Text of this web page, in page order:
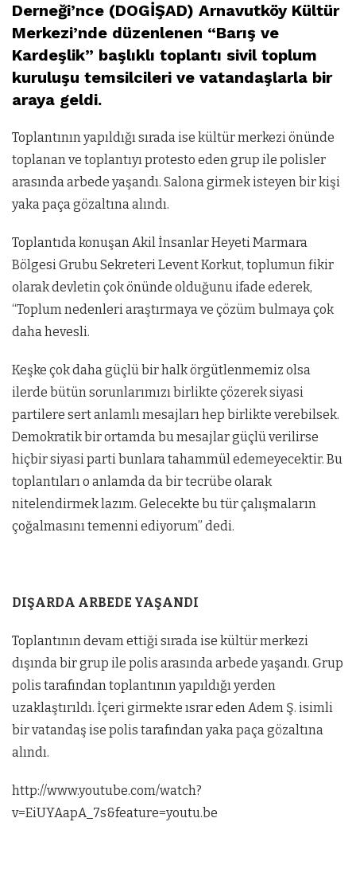
Derneği’nce (DOGİŞAD) Arnavutköy Kültür
Merkezi’nde düzenlenen “Barış ve
Kardeşlik” başlıklı toplantı sivil toplum
kuruluşu temsilcileri ve vatandaşlarla bir
araya geldi.
Toplantının yapıldığı sırada ise kültür merkezi önünde
toplanan ve toplantıyı protesto eden grup ile polisler
arasında arbede yaşandı. Salona girmek isteyen bir kişi
yaka paça gözaltına alındı.
Toplantıda konuşan Akil İnsanlar Heyeti Marmara
Bölgesi Grubu Sekreteri Levent Korkut, toplumun fikir
olarak devletin çok önünde olduğunu ifade ederek,
“Toplum nedenleri araştırmaya ve çözüm bulmaya çok
daha hevesli.
Keşke çok daha güçlü bir halk örgütlenmemiz olsa
ilerde bütün sorunlarımızı birlikte çözerek siyasi
partilere sert anlamlı mesajları hep birlikte verebilsek.
Demokratik bir ortamda bu mesajlar güçlü verilirse
hiçbir siyasi parti bunlara tahammül edemeyecektir. Bu
toplantıları o anlamda da bir tecrübe olarak
nitelendirmek lazım. Gelecekte bu tür çalışmaların
çoğalmasını temenni ediyorum” dedi.
DIŞARDA ARBEDE YAŞANDI
Toplantının devam ettiği sırada ise kültür merkezi
dışında bir grup ile polis arasında arbede yaşandı. Grup
polis tarafından toplantının yapıldığı yerden
uzaklaştırıldı. İçeri girmekte ısrar eden Adem Ş. isimli
bir vatandaş ise polis tarafından yaka paça gözaltına
alındı.
http://www.youtube.com/watch?
v=EiUYAapA_7s&feature=youtu.be